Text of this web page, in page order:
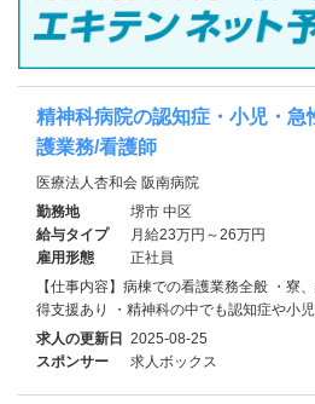
精神科病院の認知症・小児・急
護業務/看護師
医療法人杏和会 阪南病院
勤務地
堺市 中区
給与タイプ
月給23万円～26万円
雇用形態
正社員
【仕事内容】病棟での看護業務全般 ・寮
得支援あり ・精神科の中でも認知症や小
求人の更新日 2025-08-25
スポンサー
求人ボックス